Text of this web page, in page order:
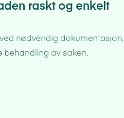
raskt og enkelt
nødvendig dokumentasjon.
behandling av saken.